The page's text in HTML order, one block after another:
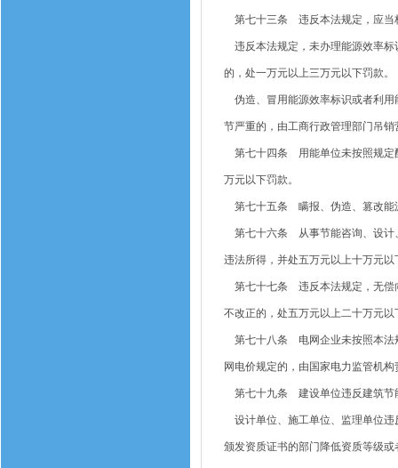
第七十三条 违反本法规定，应当
违反本法规定，未办理能源效率标
的，处一万元以上三万元以下罚款。
伪造、冒用能源效率标识或者利用
节严重的，由工商行政管理部门吊销
第七十四条 用能单位未按照规定
万元以下罚款。
第七十五条 瞒报、伪造、篡改能
第七十六条 从事节能咨询、设计
违法所得，并处五万元以上十万元以
第七十七条 违反本法规定，无偿
不改正的，处五万元以上二十万元以
第七十八条 电网企业未按照本法
网电价规定的，由国家电力监管机
第七十九条 建设单位违反建筑节
设计单位、施工单位、监理单位违
颁发资质证书的部门降低资质等级